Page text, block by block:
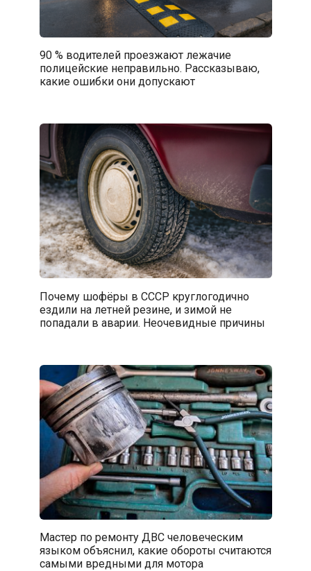
90 % водителей проезжают лежачие
полицейские неправильно. Рассказываю,
какие ошибки они допускают
Почему шофёры в СССР круглогодично
ездили на летней резине, и зимой не
попадали в аварии. Неочевидные причины
Мастер по ремонту ДВС человеческим
языком объяснил, какие обороты считаются
самыми вредными для мотора